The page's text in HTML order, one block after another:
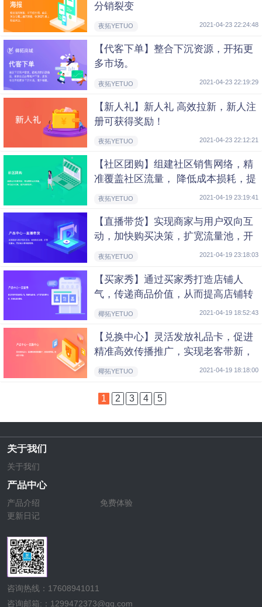
分销裂变
夜拓YETUO 2021-04-23 22:24:48
【代客下单】整合下沉资源，开拓更
多市场。
夜拓YETUO 2021-04-23 22:19:29
【新人礼】新人礼 高效拉新，新人注
册可获得奖励！
夜拓YETUO 2021-04-23 22:12:21
【社区团购】组建社区销售网络，精
准覆盖社区流量， 降低成本损耗，提
升经营效率。
夜拓YETUO 2021-04-19 23:19:41
【直播带货】实现商家与用户双向互
动，加快购买决策，扩宽流量池，开
启 线上营销新局面。
夜拓YETUO 2021-04-19 23:18:03
【买家秀】通过买家秀打造店铺人
气，传递商品价值，从而提高店铺转
化率，实现低成本营销。
椰拓YETUO 2021-04-19 18:52:43
【兑换中心】灵活发放礼品卡，促进
精准高效传播推广，实现老客带新，
推动用户消费
椰拓YETUO 2021-04-19 18:18:00
1 2 3 4 5
关于我们
关于我们
产品中心
产品介绍
免费体验
更新日记
咨询热线：17608941011
咨询邮箱:：1299472373@qq.com